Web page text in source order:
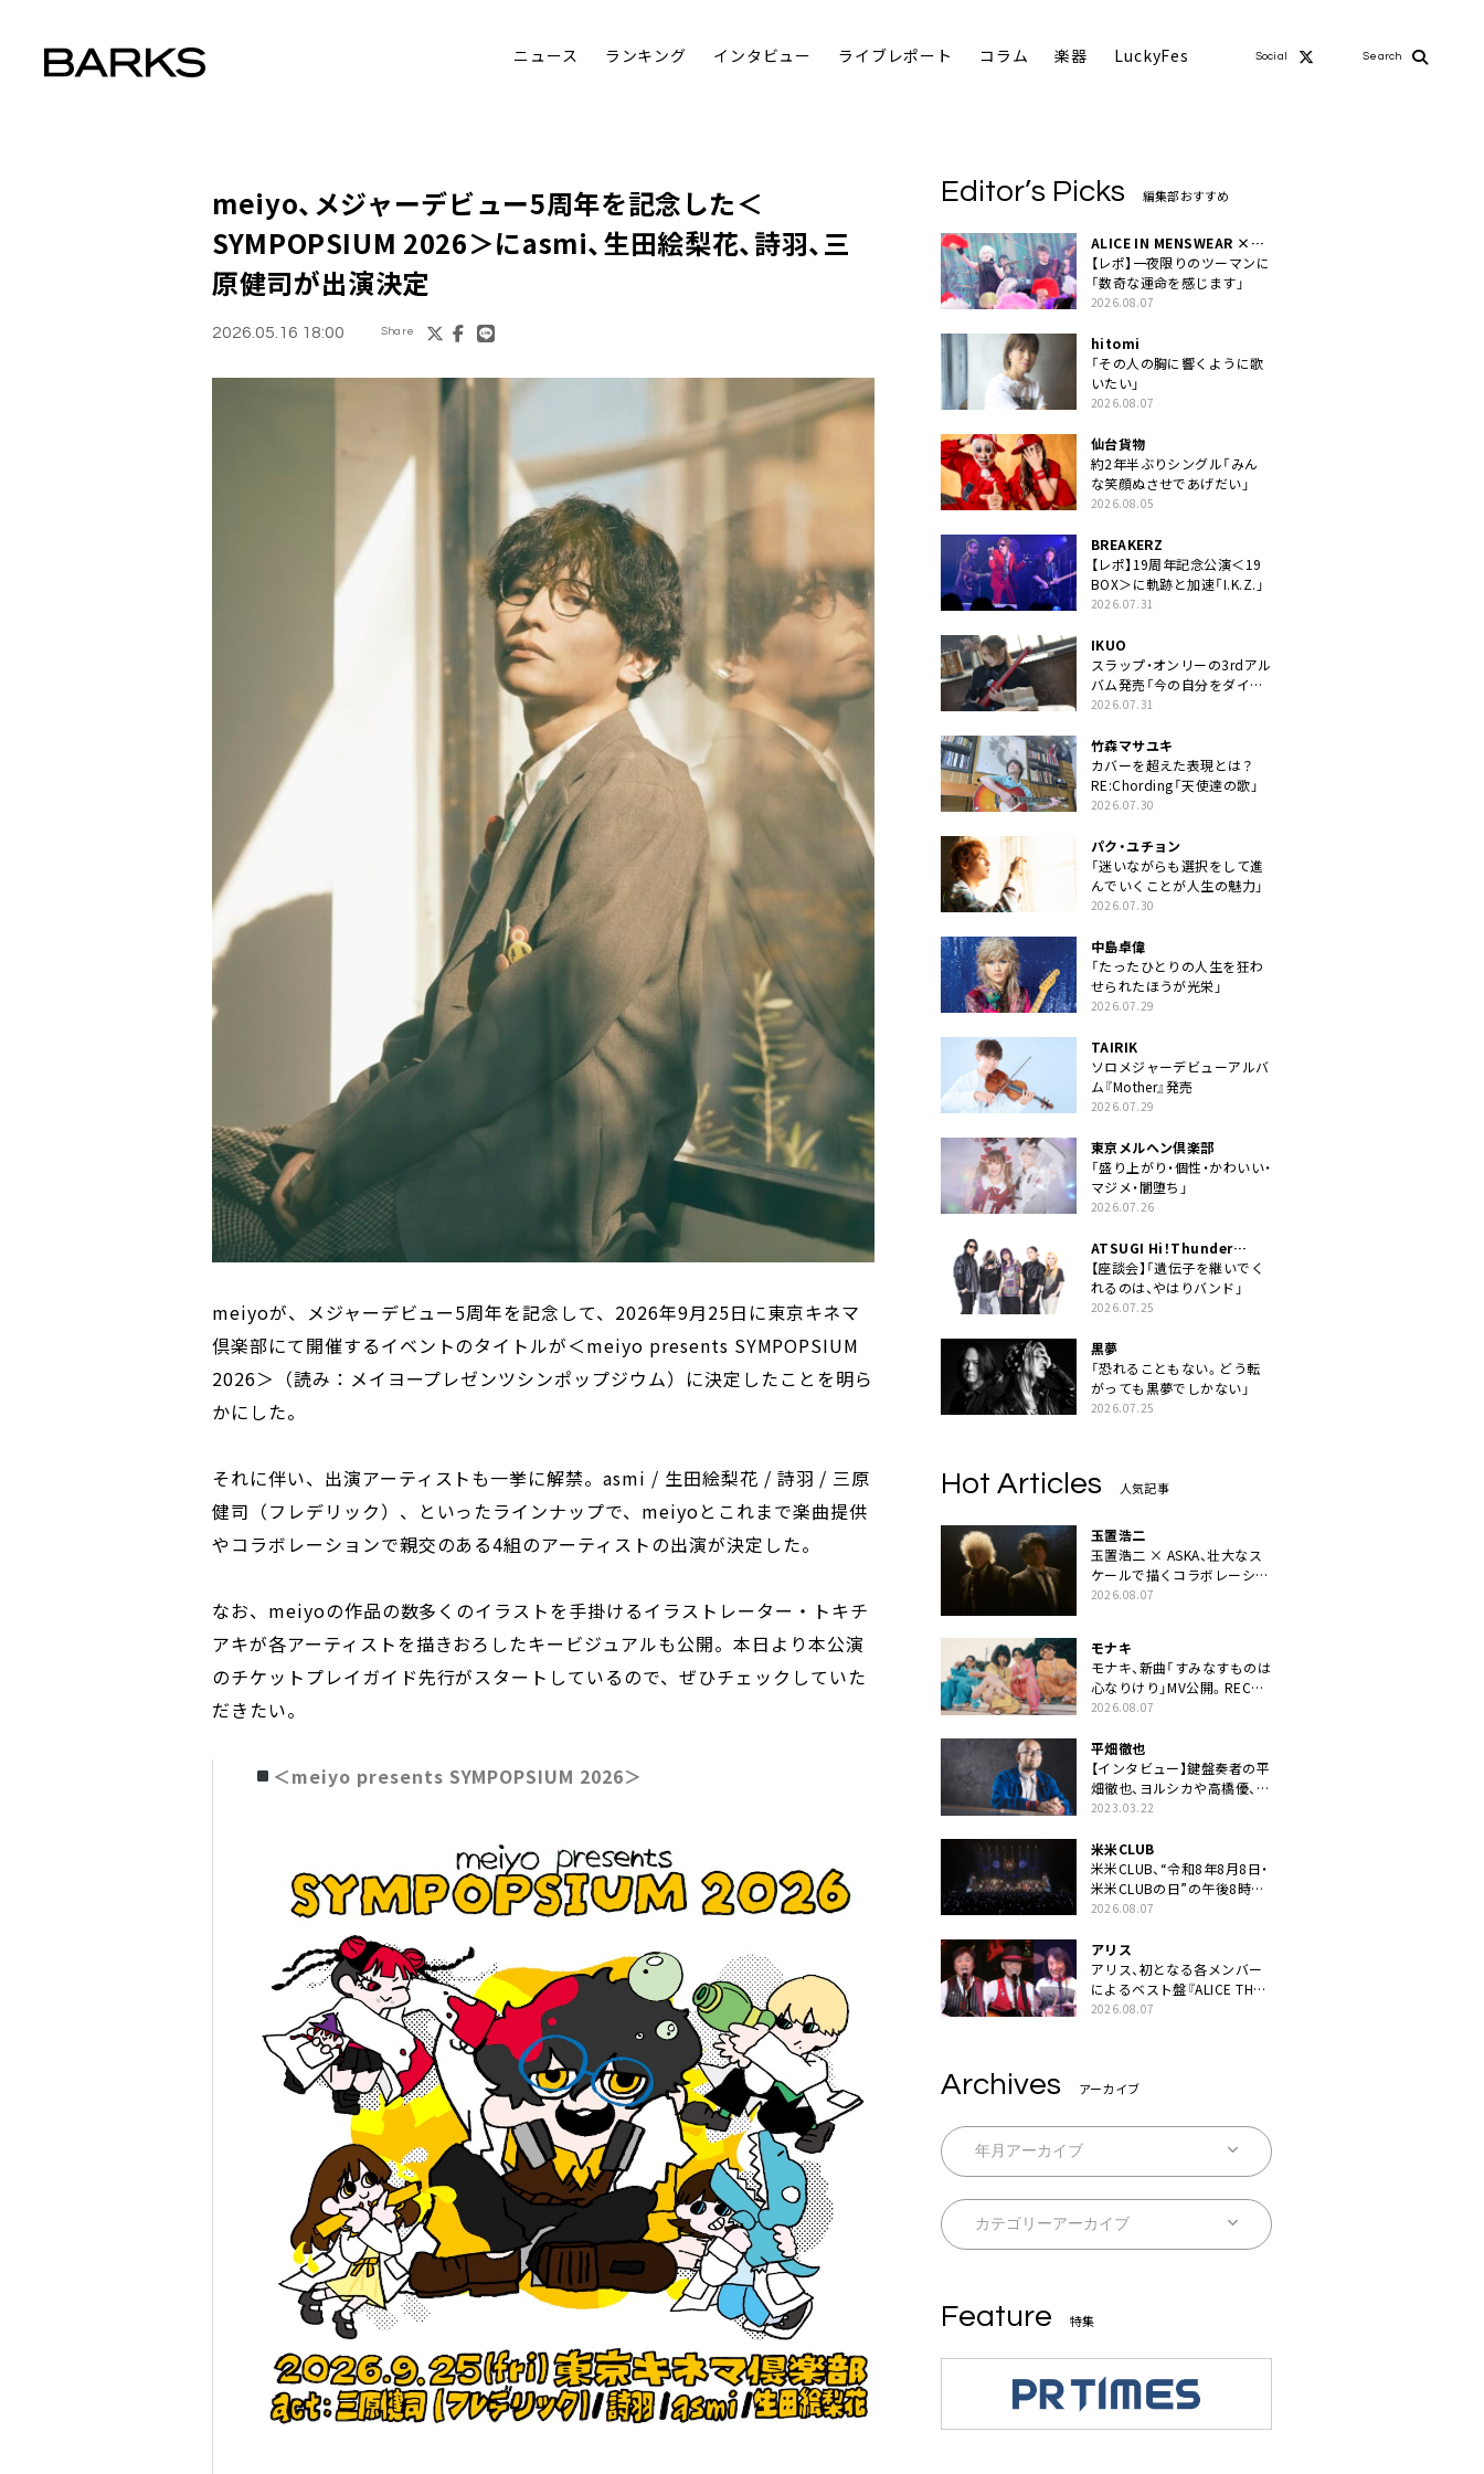
ニュース ランキング インタビュー ライブレポート コラム 楽器 LuckyFes Social Search
meiyo、メジャーデビュー5周年を記念した＜
SYMPOPSIUM 2026＞にasmi、生田絵梨花、詩羽、三
原健司が出演決定
2026.05.16 18:00 Share
meiyoが、メジャーデビュー5周年を記念して、2026年9月25日に東京キネマ
倶楽部にて開催するイベントのタイトルが＜meiyo presents SYMPOPSIUM
2026＞（読み：メイヨープレゼンツシンポップジウム）に決定したことを明ら
かにした。
それに伴い、出演アーティストも一挙に解禁。asmi / 生田絵梨花 / 詩羽 / 三原
健司（フレデリック）、といったラインナップで、meiyoとこれまで楽曲提供
やコラボレーションで親交のある4組のアーティストの出演が決定した。
なお、meiyoの作品の数多くのイラストを手掛けるイラストレーター・トキチ
アキが各アーティストを描きおろしたキービジュアルも公開。本日より本公演
のチケットプレイガイド先行がスタートしているので、ぜひチェックしていた
だきたい。
＜meiyo presents SYMPOPSIUM 2026＞
Editor’s Picks 編集部おすすめ
ALICE IN MENSWEAR ×
MASCHERA
【レポ】一夜限りのツーマンに
「数奇な運命を感じます」
2026.08.07
hitomi
「その人の胸に響くように歌
いたい」
2026.08.07
仙台貨物
約2年半ぶりシングル「みん
な笑顔ぬさせであげだい」
2026.08.05
BREAKERZ
【レポ】19周年記念公演＜19
BOX＞に軌跡と加速「I.K.Z.」
2026.07.31
IKUO
スラップ・オンリーの3rdアル
バム発売「今の自分をダイレ
クトに」
2026.07.31
竹森マサユキ
カバーを超えた表現とは？
RE:Chording「天使達の歌」
2026.07.30
パク・ユチョン
「迷いながらも選択をして進
んでいくことが人生の魅力」
2026.07.30
中島卓偉
「たったひとりの人生を狂わ
せられたほうが光栄」
2026.07.29
TAIRIK
ソロメジャーデビューアルバ
ム『Mother』発売
2026.07.29
東京メルヘン倶楽部
「盛り上がり・個性・かわいい・
マジメ・闇堕ち」
2026.07.26
ATSUGI Hi！Thunder
Rock Festival
【座談会】「遺伝子を継いでく
れるのは、やはりバンド」
2026.07.25
黒夢
「恐れることもない。どう転
がっても黒夢でしかない」
2026.07.25
Hot Articles 人気記事
玉置浩二
玉置浩二 × ASKA、壮大なス
ケールで描くコラボレーショ
ン曲「音銀河」リリース決定。
2026.08.07
モナキ
モナキ、新曲「すみなすものは
心なりけり」MV公開。RECの
ギターにEvery Little Thing・
2026.08.07
平畑徹也
【インタビュー】鍵盤奏者の平
畑徹也、ヨルシカや高橋優、キ
タニタツヤなど9名のゲスト
生の総括「自分自身を再確認
できた」
2023.03.22
米米CLUB
米米CLUB、“令和8年8月8日・
米米CLUBの日”の午後8時に
40周年ライブより「FANtachy
2026.08.07
アリス
アリス、初となる各メンバー
によるベスト盤『ALICE THE
BEST “TORILOGY”』リリー
2026.08.07
Archives アーカイブ
Feature 特集